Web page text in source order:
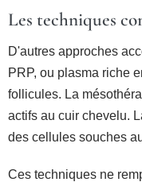
Les techniques
D'autres approches
PRP, ou plasma riche
follicules. La
actifs au cuir chevelu.
des cellules souches
Ces techniques ne